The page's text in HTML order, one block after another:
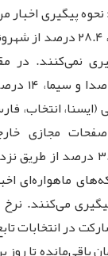
پیگیری اخبار
نظرسنجی نشان داد،
مجازی
ماهواره‌ای
می‌کنند.
در انتخابات